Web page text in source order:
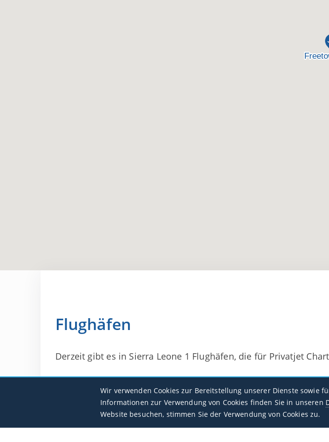
Flughäfen
Derzeit gibt es in Sierra Leone 1 Flughäfen, die für Privatjet
Lungi
GFLL / FNA
Wir verwenden Cookies zur Bereitstellung unserer Dienste sowie
Informationen zur Verwendung von Cookies finden Sie in unseren
Website besuchen, stimmen Sie der Verwendung von Cookies zu.